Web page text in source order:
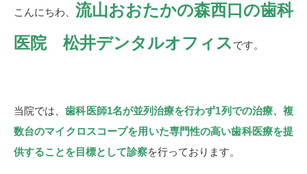
こんにちわ、 流山おおたかの森西口の歯科
医院 松井デンタルオフィス です。
当院では、歯科医師1名が並列治療を行わず1列での治療、複
数台のマイクロスコープを用いた専門性の高い歯科医療を提
供することを目標として診察を行っております。